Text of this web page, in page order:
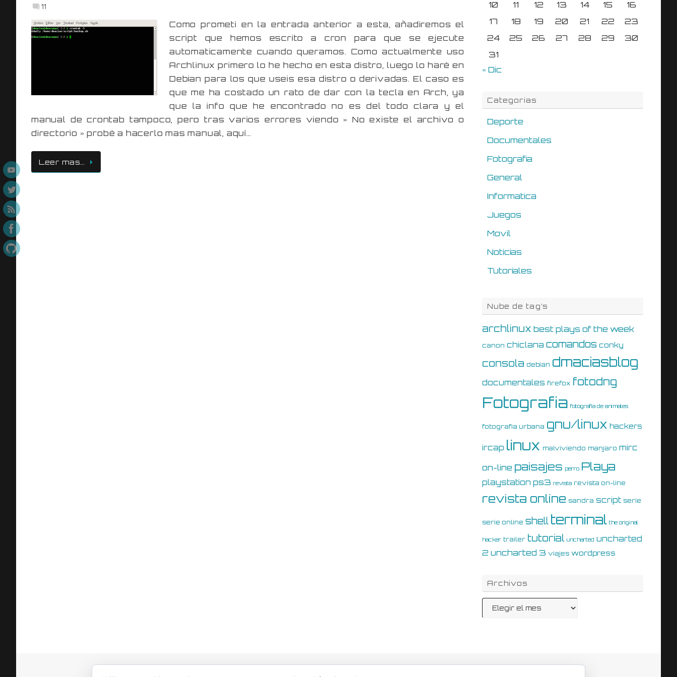
11
Como prometi en la entrada anterior a esta, añadiremos el
script que hemos escrito a cron para que se ejecute
automaticamente cuando queramos. Como actualmente uso
Archlinux primero lo he hecho en esta distro, luego lo haré en
Debian para los que useis esa distro o derivadas. El caso es
que me ha costado un rato de dar con la tecla en Arch, ya
que la info que he encontrado no es del todo clara y el
manual de crontab tampoco, pero tras varios errores viendo » No existe el archivo o
directorio » probé a hacerlo mas manual, aquí…
Leer mas…
10
11 12 13 14 15
16
17
18 19 20 21 22
23
24
25 26 27 28 29
30
31
« Dic
Categorias
Deporte
Documentales
Fotografia
General
Informatica
Juegos
Movil
Noticias
Tutoriales
Nube de tag’s
archlinux best plays of the week
canon chiclana comandos conky
consola debian dmaciasblog
documentales firefox fotodng
Fotografia fotografia de animales
fotografia urbana gnu/linux hackers
ircap linux malviviendo manjaro mirc
on-line paisajes perro Playa
playstation ps3 revista revista on-line
revista online sandra script serie
serie online shell terminal the original
hacker trailer tutorial uncharted uncharted
2 uncharted 3 viajes wordpress
Archivos
Archivos